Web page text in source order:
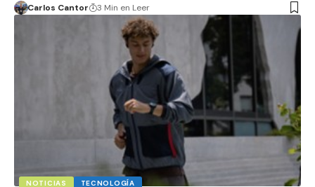
Carlos Cantor 3 Min en Leer
NOTICIAS TECNOLOGÍA